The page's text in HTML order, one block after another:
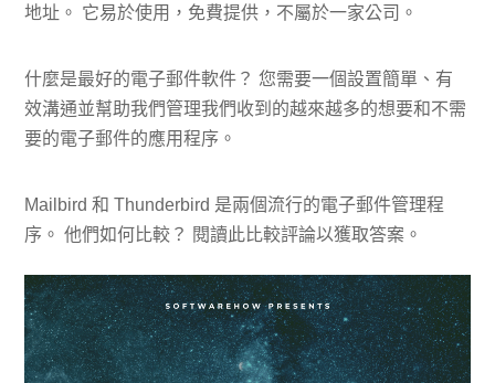
地址。 它易於使用，免費提供，不屬於一家公司。
什麼是最好的電子郵件軟件？ 您需要一個設置簡單、有
效溝通並幫助我們管理我們收到的越來越多的想要和不需
要的電子郵件的應用程序。
Mailbird 和 Thunderbird 是兩個流行的電子郵件管理程
序。 他們如何比較？ 閱讀此比較評論以獲取答案。